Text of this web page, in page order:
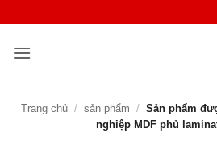
nội
Trang chủ / sản phẩm / Sản phẩm
nghiệp MDF phủ